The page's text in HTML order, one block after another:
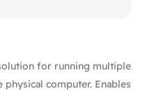
for running multiple
computer. Enables